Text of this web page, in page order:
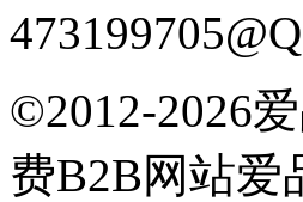
©2012-2026
费B2B网站爱